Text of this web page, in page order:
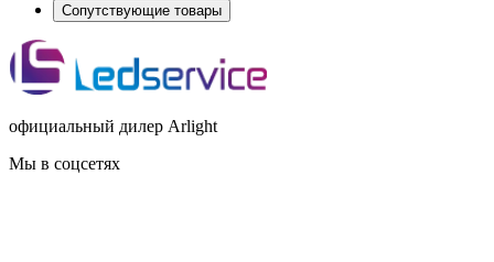
Сопутствующие товары
официальный дилер Arlight
Мы в соцсетях